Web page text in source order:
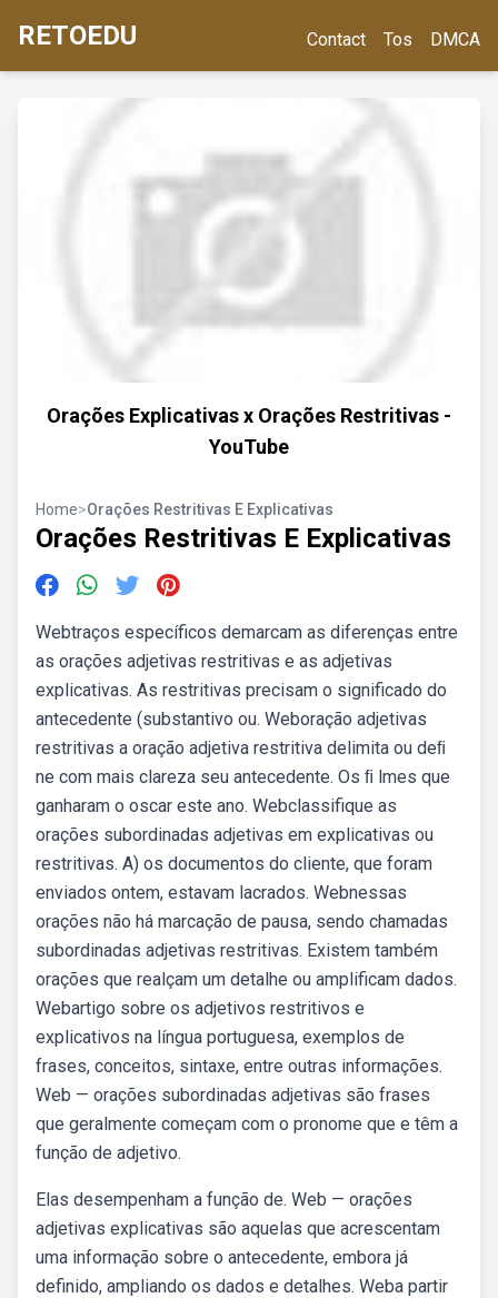
RETOEDU Contact Tos DMCA
Orações Explicativas x Orações Restritivas -
YouTube
Home>Orações Restritivas E Explicativas
Orações Restritivas E Explicativas
Webtraços específicos demarcam as diferenças entre
as orações adjetivas restritivas e as adjetivas
explicativas. As restritivas precisam o significado do
antecedente (substantivo ou. Weboração adjetivas
restritivas a oração adjetiva restritiva delimita ou deﬁ
ne com mais clareza seu antecedente. Os ﬁ lmes que
ganharam o oscar este ano. Webclassifique as
orações subordinadas adjetivas em explicativas ou
restritivas. A) os documentos do cliente, que foram
enviados ontem, estavam lacrados. Webnessas
orações não há marcação de pausa, sendo chamadas
subordinadas adjetivas restritivas. Existem também
orações que realçam um detalhe ou amplificam dados.
Webartigo sobre os adjetivos restritivos e
explicativos na língua portuguesa, exemplos de
frases, conceitos, sintaxe, entre outras informações.
Web — orações subordinadas adjetivas são frases
que geralmente começam com o pronome que e têm a
função de adjetivo.
Elas desempenham a função de. Web — orações
adjetivas explicativas são aquelas que acrescentam
uma informação sobre o antecedente, embora já
definido, ampliando os dados e detalhes. Weba partir